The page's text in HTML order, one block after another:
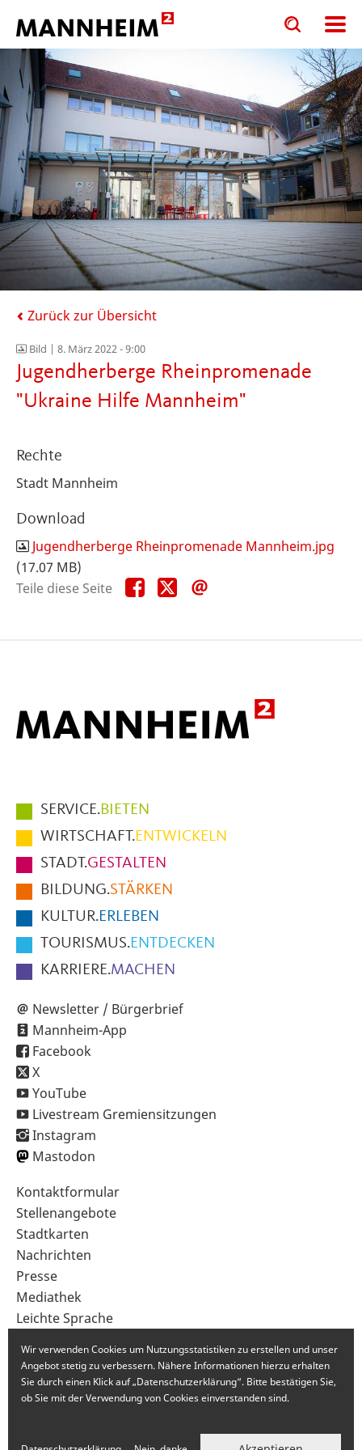
Toggle
search
input
form
Toggle
search
input
Zurück zur Übersicht
Bild | 8. März 2022 - 9:00
Jugendherberge Rheinpromenade
"Ukraine Hilfe Mannheim"
Rechte
Stadt Mannheim
Download
Jugendherberge Rheinpromenade Mannheim.jpg
(17.07 MB)
Teile diese Seite
Teile
diese
Teile
diese
Hauptmenüpunkte
im
Fußbereich
der
Seite
SERVICE.BIETEN
WIRTSCHAFT.ENTWICKELN
STADT.GESTALTEN
BILDUNG.STÄRKEN
KULTUR.ERLEBEN
TOURISMUS.ENTDECKEN
KARRIERE.MACHEN
Newsletter / Bürgerbrief
Mannheim-App
Facebook
X
YouTube
Livestream Gremiensitzungen
Instagram
Mastodon
Sekundärnavigation
im
Fußbereich
Kontaktformular
Stellenangebote
Stadtkarten
Nachrichten
Presse
Mediathek
Leichte Sprache
Wir verwenden Cookies um Nutzungsstatistiken zu erstellen und unser
Angebot stetig zu verbessern. Nähere Informationen hierzu erhalten
Sie durch einen Klick auf „Datenschutzerklärung“. Bitte bestätigen Sie,
ob Sie mit der Verwendung von Cookies einverstanden sind.